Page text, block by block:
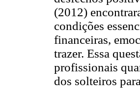
(2012)
condições
financeiras,
trazer. Essa
profissionais
dos solteiros